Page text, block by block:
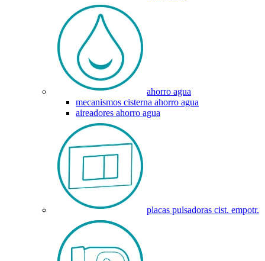
ahorro agua
mecanismos cisterna ahorro agua
aireadores ahorro agua
placas pulsadoras cist. empotr.